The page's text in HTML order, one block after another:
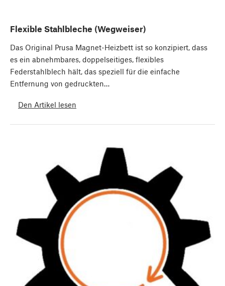
Flexible Stahlbleche (Wegweiser)
Das Original Prusa Magnet-Heizbett ist so konzipiert, dass
es ein abnehmbares, doppelseitiges, flexibles
Federstahlblech hält, das speziell für die einfache
Entfernung von gedruckten…
Den Artikel lesen